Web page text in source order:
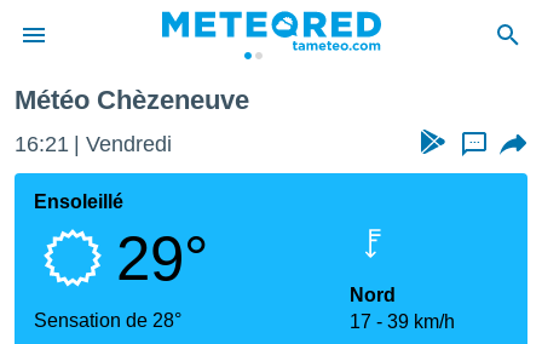
de
Météo Chèzeneuve
16:21 Vendredi ...
Ensoleillé
29°
Sensation de 28°
Nord
17
39 km/h